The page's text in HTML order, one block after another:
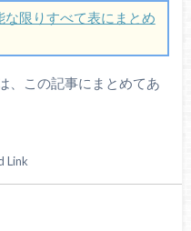
限りすべて表にまとめ
、この記事にまとめてあ
Link